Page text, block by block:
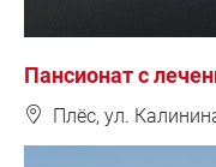
Пансионат с
❽ Плёс, ул.